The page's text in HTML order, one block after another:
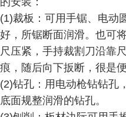
(1)裁板：可用手锯、电动
好，所锯断面润滑。也可
尺压紧，手持裁割刀沿靠
痕，随后向下扳断，很是便
(2)钻孔：用电动枪钻钻孔
底面规整润滑的钻孔。